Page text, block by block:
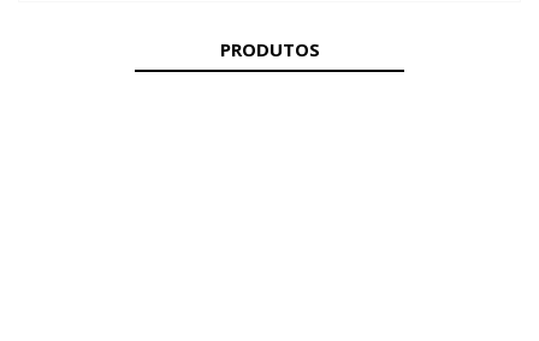
PRODUTOS